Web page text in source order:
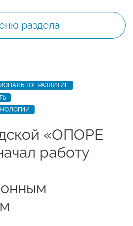
раздела
РАЗВИТИЕ
«ОПОРЕ
работу